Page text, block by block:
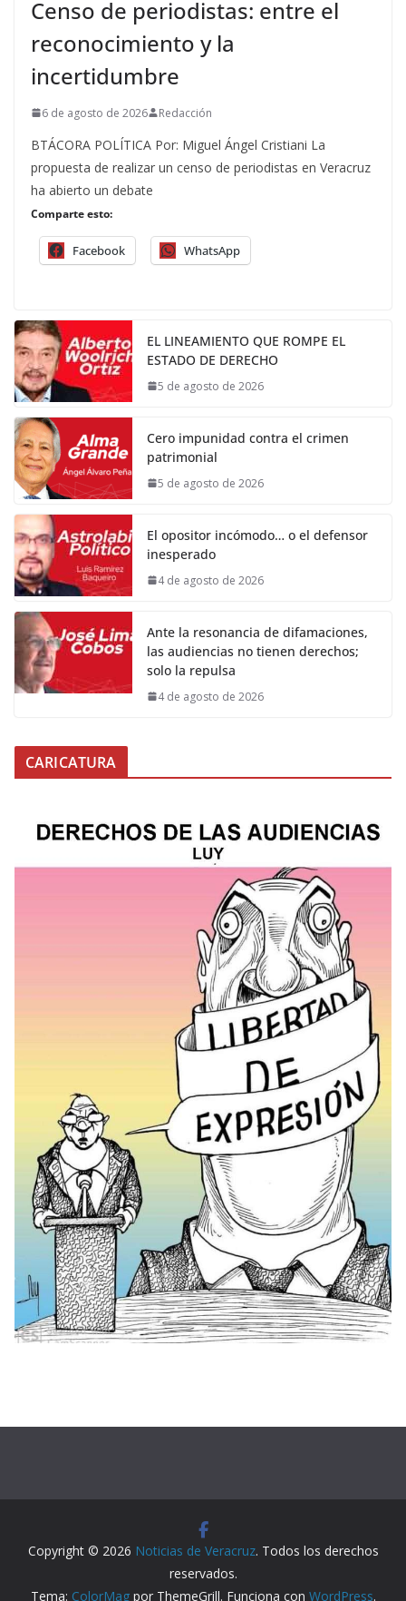
Censo de periodistas: entre el
reconocimiento y la
incertidumbre
6 de agosto de 2026 Redacción
BTÁCORA POLÍTICA Por: Miguel Ángel Cristiani La
propuesta de realizar un censo de periodistas en Veracruz
ha abierto un debate
Comparte esto:
Facebook WhatsApp
EL LINEAMIENTO QUE ROMPE EL
ESTADO DE DERECHO
5 de agosto de 2026
Cero impunidad contra el crimen
patrimonial
5 de agosto de 2026
El opositor incómodo… o el defensor
inesperado
4 de agosto de 2026
Ante la resonancia de difamaciones,
las audiencias no tienen derechos;
solo la repulsa
4 de agosto de 2026
CARICATURA
Copyright © 2026 Noticias de Veracruz. Todos los derechos
reservados.
Tema: ColorMagpor ThemeGrill. Funciona con WordPress.